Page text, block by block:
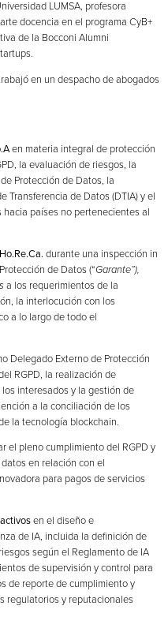
LUMSA, profesora
docencia en el programa CyB+
de la Bocconi Alumni
en un despacho de abogados
en materia integral de protección
la evaluación de riesgos, la
Protección de Datos, la
Transferencia de Datos (DTIA) y el
países no pertenecientes al
Ho.Re.Ca. durante una inspección in
de Datos (“Garante”),
a los requerimientos de la
la interlocución con los
a lo largo de todo el
Delegado Externo de Protección
RGPD, la realización de
interesados y la gestión de
a la conciliación de los
la tecnología blockchain.
el pleno cumplimiento del RGPD y
en relación con el
para pagos de servicios
en el diseño e
de IA, incluida la definición de
según el Reglamento de IA
de supervisión y control para
de reporte de cumplimiento y
regulatorios y reputacionales